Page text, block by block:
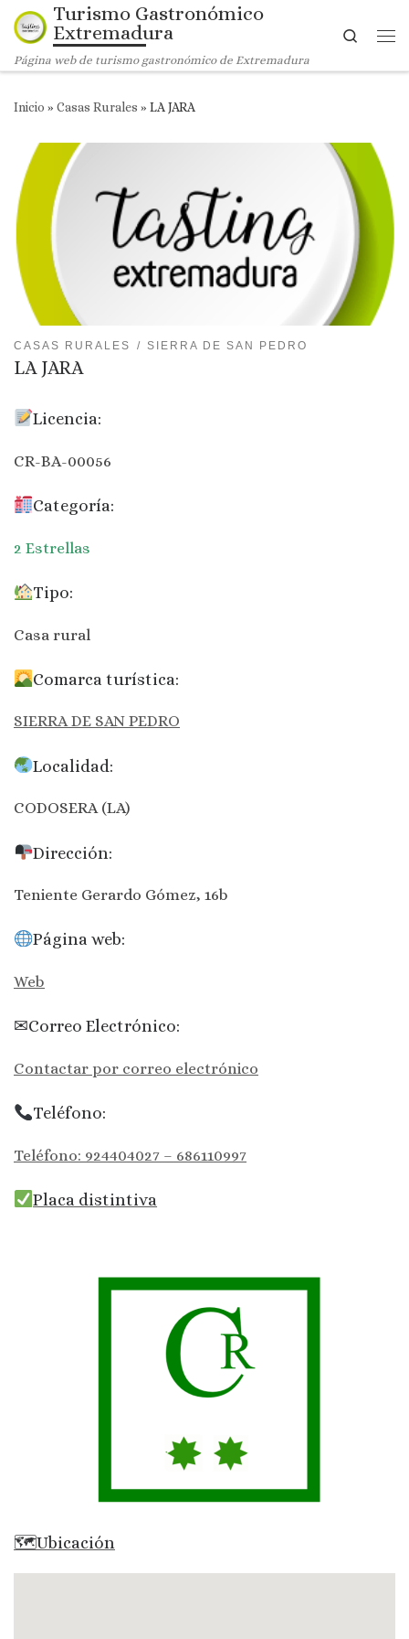
Saltar al contenido
Turismo Gastronómico
Extremadura
Página web de turismo gastronómico de Extremadura
Search
Inicio » Casas Rurales » LA JARA
CASAS RURALES SIERRA DE SAN PEDRO
LA JARA
Licencia:
CR-BA-00056
Categoría:
2 Estrellas
Tipo:
Casa rural
Comarca turística:
SIERRA DE SAN PEDRO
Localidad:
CODOSERA (LA)
Dirección:
Teniente Gerardo Gómez, 16b
Página web:
Web
✉Correo Electrónico:
Contactar por correo electrónico
Teléfono:
Teléfono: 924404027 – 686110997
Placa distintiva
🗺Ubicación